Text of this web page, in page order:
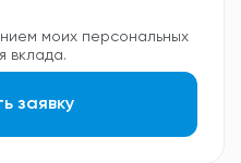
моих персональных
вклада.
заявку